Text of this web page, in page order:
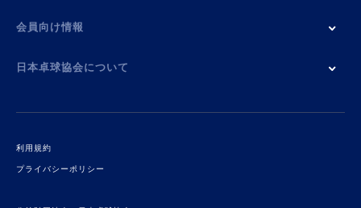
会員向け情報
日本卓球協会について
利用規約
プライバシーポリシー